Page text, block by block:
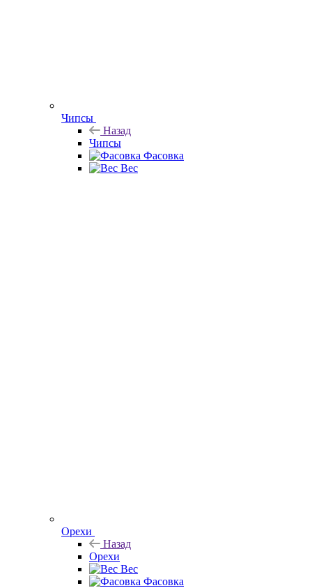
Чипсы
Назад
Чипсы
Фасовка
Вес
Орехи
Назад
Орехи
Вес
Фасовка